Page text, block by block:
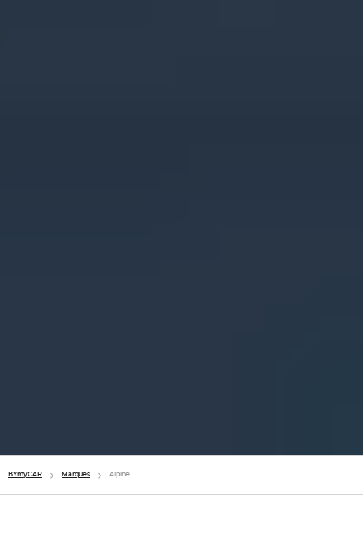
BYmyCAR Marques Alpine